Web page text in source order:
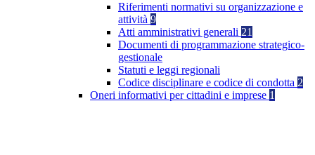
Riferimenti normativi su organizzazione e
attività 9
Atti amministrativi generali 21
Documenti di programmazione strategico-
gestionale
Statuti e leggi regionali
Codice disciplinare e codice di condotta 2
Oneri informativi per cittadini e imprese 1